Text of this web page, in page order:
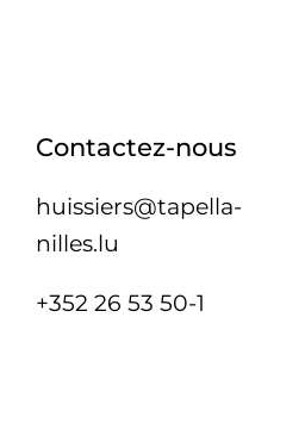
Contactez-nous
huissiers@tapella-
nilles.lu
+352 26 53 50-1